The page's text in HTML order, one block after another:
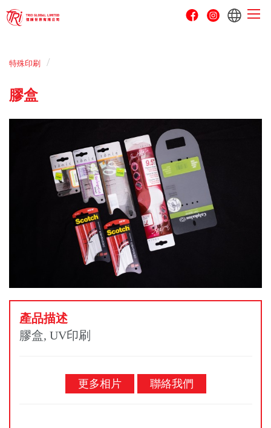
特殊印刷
膠盒
產品描述
膠盒, UV印刷
更多相片 聯絡我們